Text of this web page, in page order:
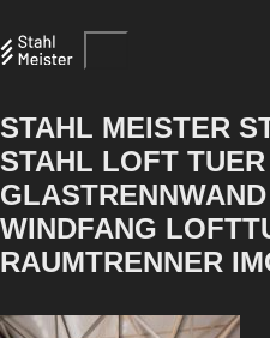
STAHL MEISTER
STAHL LOFT TUER
WINDFANG
RAUMTRENNER